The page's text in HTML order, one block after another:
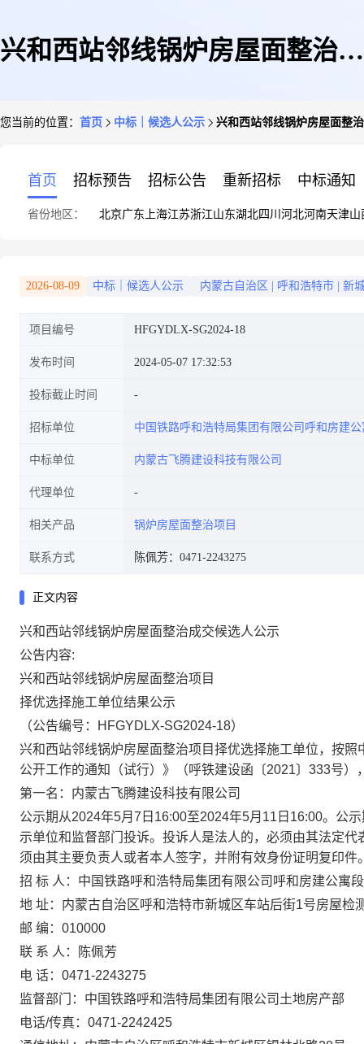
兴和西站邻线锅炉房屋面整治成
您当前的位置： 首页 中标｜候选人公示 兴和西站邻线锅炉房屋面整
首页 招标预告 招标公告 重新招标 中标通知
省份地区： 北京广东 上海江苏浙江山东湖北四川 河北河南天津山
2026-08-09 中标｜候选人公示 内蒙古自治区 呼和浩特市 新
项目编号 HFGYDLX-SG2024-18
发布时间 2024-05-07 17:32:53
投标截止时间
招标单位 中国铁路呼和浩特局集团有限公司呼和房建公
中标单位 内蒙古飞腾建设科技有限公司
代理单位
相关产品 锅炉房屋面整治项目
联系方式 陈佩芳：0471-2243275
正文内容
兴和西站邻线锅炉房屋面整治成交候选人公示
公告内容:
兴和西站邻线锅炉房屋面整治项目
择优选择施工单位结果公示
（公告编号：HFGYDLX-SG2024-18）
兴和西站邻线锅炉房屋面整治项目择优选择施工单位，按
公开工作的通知（试行）》（呼铁建设函〔2021〕333号）
第一名：内蒙古飞腾建设科技有限公司
公示期从2024年5月7日16:00至2024年5月11日16:00。公
示单位和监督部门投诉。投诉人是法人的，必须由其法定
须由其主要负责人或者本人签字，并附有效身份证明复印
招 标 人：中国铁路呼和浩特局集团有限公司呼和房建公寓段
地 址：内蒙古自治区呼和浩特市新城区车站后街1号房屋检
邮 编：010000
联 系 人：陈佩芳
电 话：0471-2243275
监督部门：中国铁路呼和浩特局集团有限公司土地房产部
电话/传真：0471-2242425